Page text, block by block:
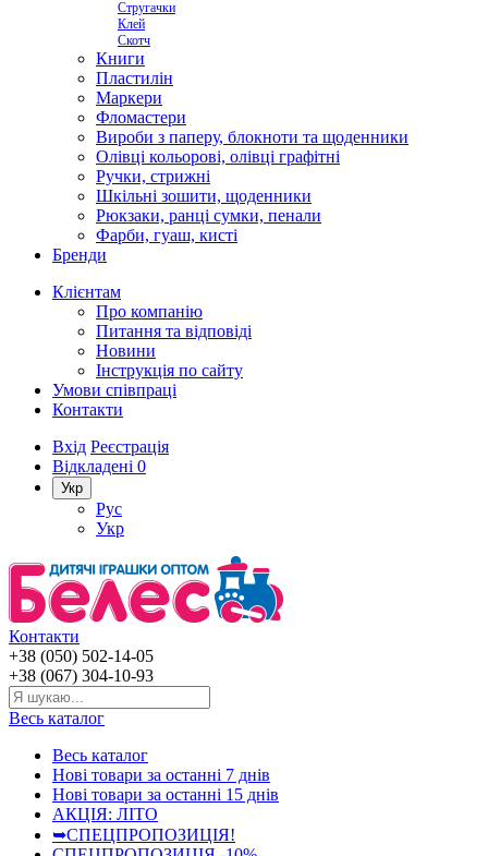
Стругачки
Клей
Скотч
Книги
Пластилін
Маркери
Фломастери
Вироби з паперу, блокноти та щоденники
Олівці кольорові, олівці графітні
Ручки, стрижні
Шкільні зошити, щоденники
Рюкзаки, ранці сумки, пенали
Фарби, гуаш, кисті
Бренди
Клієнтам
Про компанію
Питання та відповіді
Новини
Інструкція по сайту
Умови співпраці
Контакти
Вхід Реєстрація
Відкладені 0
Укр
Рус
Укр
Контакти
+38 (050) 502-14-05
+38 (067) 304-10-93
Весь каталог
Весь каталог
Нові товари за останнi 7 днiв
Нові товари за останнi 15 днiв
АКЦІЯ: ЛІТО
➥СПЕЦПРОПОЗИЦІЯ!